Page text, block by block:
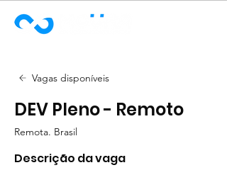
Vagas disponíveis
DEV Pleno - Remoto
Remota. Brasil
Descrição da vaga